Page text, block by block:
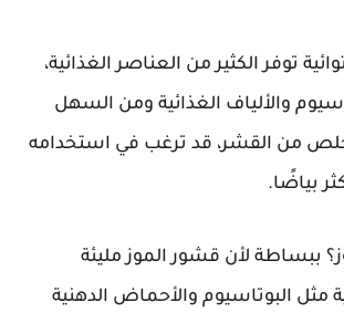
توفر الكثير من العناصر الغذائية،
والألياف الغذائية ومن السهل
من القشر، قد ترغب في استخدامه
بياضًا.
ببساطة لأن قشور الموز مليئة
مثل البوتاسيوم والأحماض الدهنية